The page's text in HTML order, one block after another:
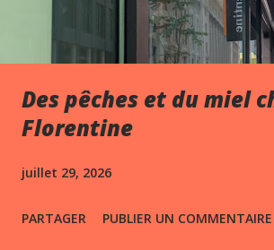
Des pêches et du miel
Florentine
juillet 29, 2026
PARTAGER PUBLIER UN COMMENTAIRE